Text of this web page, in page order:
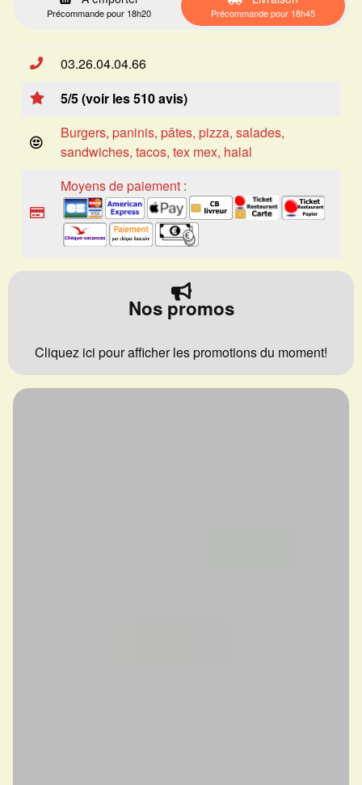
Précommande pour 18h20 Précommande pour 18h45
03.26.04.04.66
5/5 (voir les 510 avis)
Burgers, paninis, pâtes, pizza, salades,
sandwiches, tacos, tex mex, halal
Moyens de paiement :
Nos promos
Cliquez ici pour afficher les promotions du moment!